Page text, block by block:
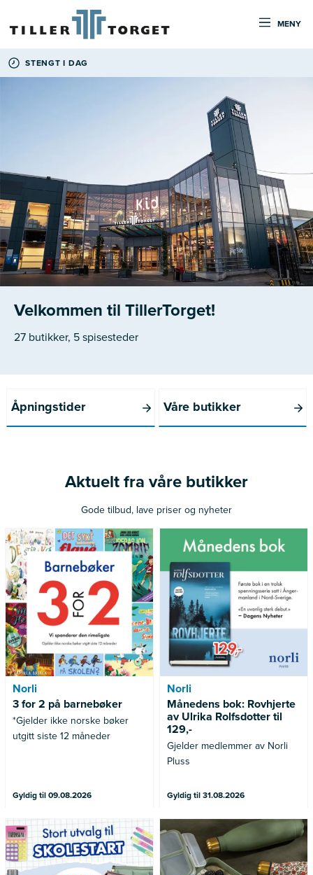
MENY
STENGT I DAG
Velkommen til TillerTorget!
27 butikker, 5 spisesteder
Åpningstider Våre butikker
Aktuelt fra våre butikker
Gode tilbud, lave priser og nyheter
Norli
3 for 2 på barnebøker
*Gjelder ikke norske bøker
utgitt siste 12 måneder
Gyldig til 09.08.2026
*Gjelder ikke norske bøker
utgitt siste 12 måneder
Norli
Månedens bok: Rovhjerte
av Ulrika Rolfsdotter til
129,-
Gjelder medlemmer av Norli
Pluss
Gyldig til 31.08.2026
Gjelder medlemmer av Norli
Gjelder merkede varer
Gjelder ikke allerede nedsatte
varer